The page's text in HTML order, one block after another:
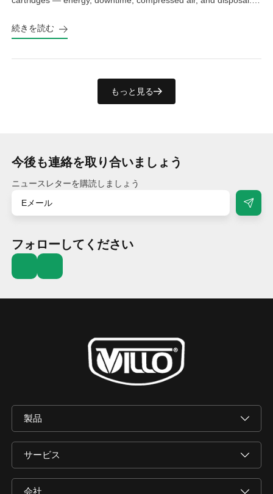
続きを読む
もっと見る
今後も連絡を取り合いましょう
ニュースレターを購読しましょう
フォローしてください
製品
サービス
会社